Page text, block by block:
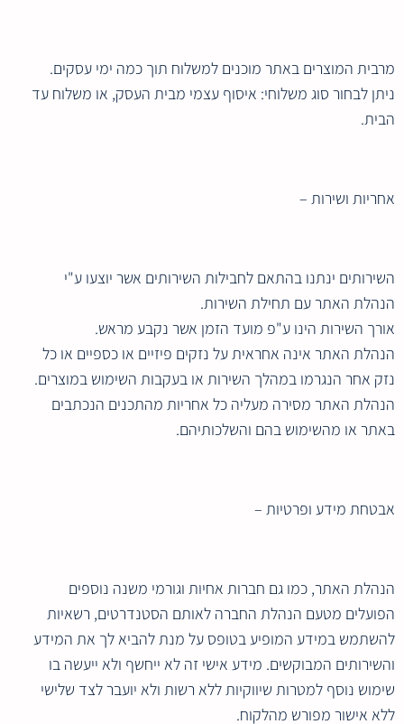
מרבית המוצרים באתר מוכנים למשלוח תוך כמה ימי עסקים.
ניתן לבחור סוג משלוחי: איסוף עצמי מבית העסק, או משלוח עד
הבית.
אחריות ושירות –
השירותים ינתנו בהתאם לחבילות השירותים אשר יוצעו ע"י
הנהלת האתר עם תחילת השירות.
אורך השירות הינו ע"פ מועד הזמן אשר נקבע מראש.
הנהלת האתר אינה אחראית על נזקים פיזיים או כספיים או כל
נזק אחר הנגרמו במהלך השירות או בעקבות השימוש במוצרים.
הנהלת האתר מסירה מעליה כל אחריות מהתכנים הנכתבים
באתר או מהשימוש בהם והשלכותיהם.
אבטחת מידע ופרטיות –
הנהלת האתר, כמו גם חברות אחיות וגורמי משנה נוספים
הפועלים מטעם הנהלת החברה לאותם הסטנדרטים, רשאיות
להשתמש במידע המופיע בטופס על מנת להביא לך את המידע
והשירותים המבוקשים. מידע אישי זה לא ייחשף ולא ייעשה בו
שימוש נוסף למטרות שיווקיות ללא רשות ולא יועבר לצד שלישי
ללא אישור מפורש מהלקוח.